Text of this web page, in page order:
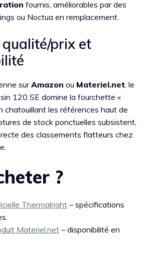
fournis, améliorables par des
ou Noctua en remplacement.
prix et
surAmazon ou Materiel.net, le
120 SE domine la fourchette «
chatouillant les références haut de
de stock ponctuelles subsistent,
des classements flatteurs chez
?
Thermalright – spécifications
Materiel.net– disponibilité en